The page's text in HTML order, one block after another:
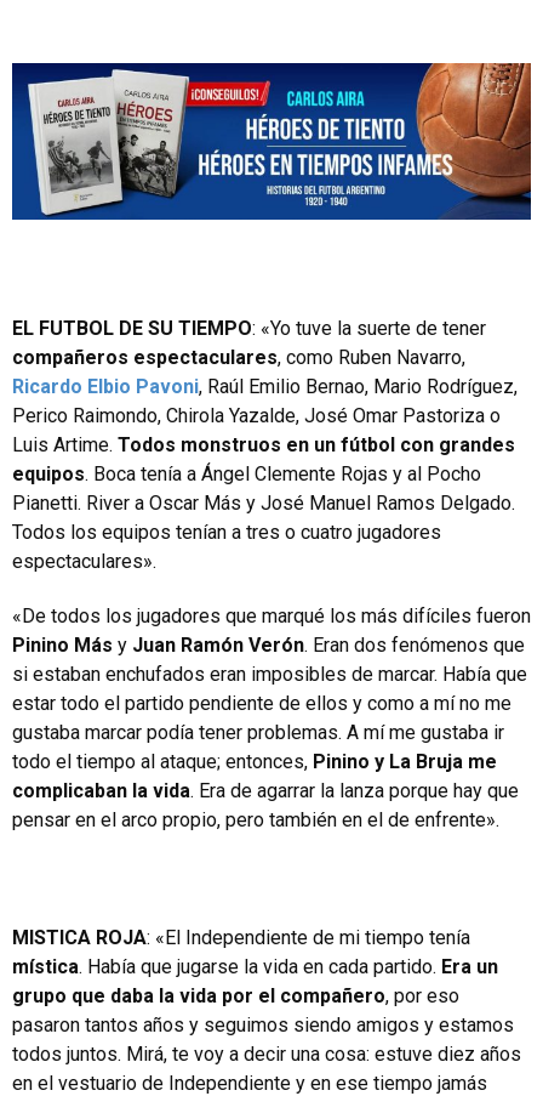
EL FUTBOL DE SU TIEMPO: «Yo tuve la suerte de tener
compañeros espectaculares, como Ruben Navarro,
Ricardo Elbio Pavoni, Raúl Emilio Bernao, Mario Rodríguez,
Perico Raimondo, Chirola Yazalde, José Omar Pastoriza o
Luis Artime. Todos monstruos en un fútbol con grandes
equipos. Boca tenía a Ángel Clemente Rojas y al Pocho
Pianetti. River a Oscar Más y José Manuel Ramos Delgado.
Todos los equipos tenían a tres o cuatro jugadores
espectaculares».
«De todos los jugadores que marqué los más difíciles fueron
Pinino Más y Juan Ramón Verón. Eran dos fenómenos que
si estaban enchufados eran imposibles de marcar. Había que
estar todo el partido pendiente de ellos y como a mí no me
gustaba marcar podía tener problemas. A mí me gustaba ir
todo el tiempo al ataque; entonces, Pinino y La Bruja me
complicaban la vida. Era de agarrar la lanza porque hay que
pensar en el arco propio, pero también en el de enfrente».
MISTICA ROJA: «El Independiente de mi tiempo tenía
mística. Había que jugarse la vida en cada partido. Era un
grupo que daba la vida por el compañero, por eso
pasaron tantos años y seguimos siendo amigos y estamos
todos juntos. Mirá, te voy a decir una cosa: estuve diez años
en el vestuario de Independiente y en ese tiempo jamás